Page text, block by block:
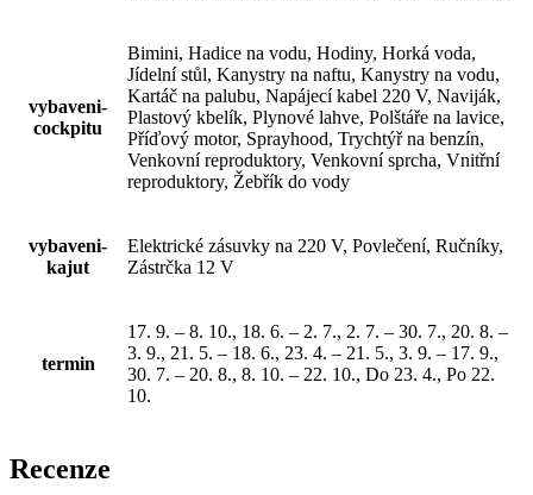
vybaveni-
cockpitu
Bimini, Hadice na vodu, Hodiny, Horká voda,
Jídelní stůl, Kanystry na naftu, Kanystry na vodu,
Kartáč na palubu, Napájecí kabel 220 V, Naviják,
Plastový kbelík, Plynové lahve, Polštáře na lavice,
Příďový motor, Sprayhood, Trychtýř na benzín,
Venkovní reproduktory, Venkovní sprcha, Vnitřní
reproduktory, Žebřík do vody
vybaveni-
kajut
Elektrické zásuvky na 220 V, Povlečení, Ručníky,
Zástrčka 12 V
termin
17. 9. – 8. 10., 18. 6. – 2. 7., 2. 7. – 30. 7., 20. 8. –
3. 9., 21. 5. – 18. 6., 23. 4. – 21. 5., 3. 9. – 17. 9.,
30. 7. – 20. 8., 8. 10. – 22. 10., Do 23. 4., Po 22.
10.
Recenze